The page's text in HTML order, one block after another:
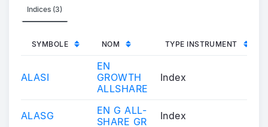
Indices (3)
SYMBOLE NOM TYPE INSTRUMENT
ALASI
EN
GROWTH
ALLSHARE
Index
ALASG
EN G ALL-
SHARE GR
Index